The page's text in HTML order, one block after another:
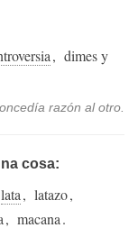
, dimes y
razón al otro.
cosa:
lata, latazo,
, macana.